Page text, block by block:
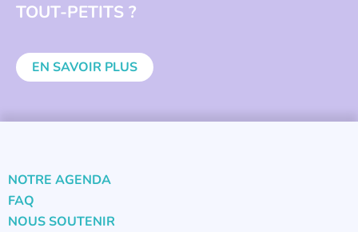
TOUT-PETITS ?
EN SAVOIR PLUS
NOTRE AGENDA
FAQ
NOUS SOUTENIR